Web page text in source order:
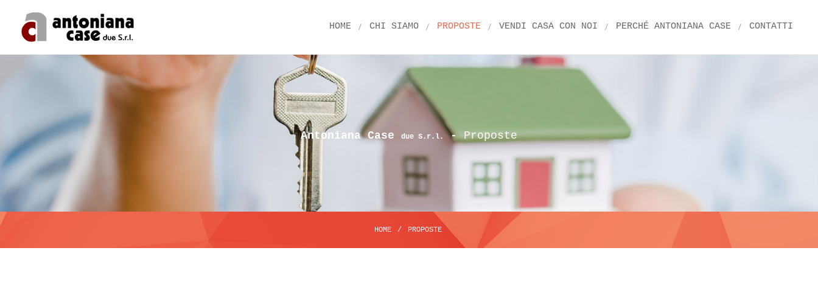
HOME CHI SIAMO PROPOSTE VENDI CASA CON NOI PERCHÉ ANTONIANA CASE CONTATTI
Antoniana Case due S.r.l. -Proposte
HOME / PROPOSTE